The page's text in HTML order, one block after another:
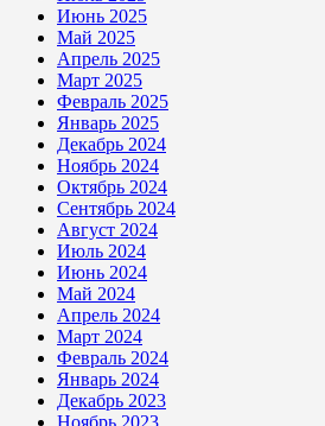
Июнь 2025
Май 2025
Апрель 2025
Март 2025
Февраль 2025
Январь 2025
Декабрь 2024
Ноябрь 2024
Октябрь 2024
Сентябрь 2024
Август 2024
Июль 2024
Июнь 2024
Май 2024
Апрель 2024
Март 2024
Февраль 2024
Январь 2024
Декабрь 2023
Ноябрь 2023